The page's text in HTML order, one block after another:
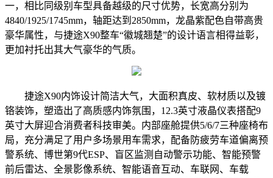
一，相比同级别车型具备越级的尺寸优势，长宽高分别为
4840/1925/1745mm，轴距达到2850mm，龙晶紫配色自带高贵
豪华属性，与捷途X90整车“徽城翘楚”的设计语言相得益彰，
更加衬托出其大气豪华的气质。
捷途X90内饰设计简洁大气，大面积真皮、软材质以及镀
铬装饰，塑造出了高质感内饰氛围，12.3英寸液晶仪表搭配9
英寸大屏迎合消费者科技审美。内部座舱提供5/6/7三种座椅布
局，充分满足了用户多场景用车需求，配备防疲劳车道偏离预
警系统、博世第9代ESP、盲区监测自动警示功能、智能预警
前后雷达、全景影像系统、智能语音互动、车联网、车载